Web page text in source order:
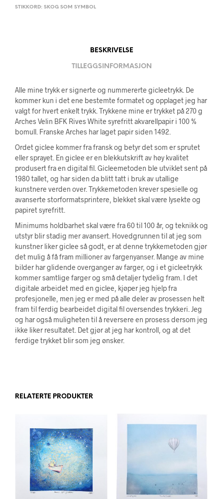
STIKKORD: SKOG SOM SYMBOL
BESKRIVELSE
TILLEGGSINFORMASJON
Alle mine trykk er signerte og nummererte gicleetrykk. De
kommer kun i det ene bestemte formatet og opplaget jeg har
valgt for hvert enkelt trykk. Trykkene mine er trykket på 270 g
Arches Velin BFK Rives White syrefritt akvarellpapir i 100 %
bomull. Franske Arches har laget papir siden 1492.
Ordet giclee kommer fra fransk og betyr det som er sprutet
eller sprayet. En giclee er en blekkutskrift av høy kvalitet
produsert fra en digital fil. Gicleemetoden ble utviklet sent på
1980 tallet, og har siden da blitt tatt i bruk av utallige
kunstnere verden over. Trykkemetoden krever spesielle og
avanserte storformatsprintere, blekket skal være lysekte og
papiret syrefritt.
Minimums holdbarhet skal være fra 60 til 100 år, og teknikk og
utstyr blir stadig mer avansert. Hovedgrunnen til at jeg som
kunstner liker giclee så godt, er at denne trykkemetoden gjør
det mulig å få fram millioner av fargenyanser. Mange av mine
bilder har glidende overganger av farger, og i et gicleetrykk
kommer samtlige farger og små detaljer tydelig fram. I det
digitale arbeidet med en giclee, kjøper jeg hjelp fra
profesjonelle, men jeg er med på alle deler av prosessen helt
fram til ferdig bearbeidet digital fil oversendes trykkeri. Jeg
og har også muligheten til å reversere en prosess dersom jeg
ikke liker resultatet. Det gjør at jeg har kontroll, og at det
ferdige trykket blir som jeg ønsker.
RELATERTE PRODUKTER